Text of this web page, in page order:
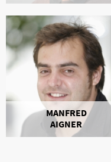
MANFRED
AIGNER